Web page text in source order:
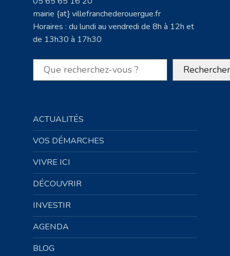
mairie {at} villefranchederouergue.fr
Horaires : du lundi au vendredi de 8h à 12h et
de 13h30 à 17h30
Rechercher Rechercher
ACTUALITÉS
VOS DÉMARCHES
VIVRE ICI
DÉCOUVRIR
INVESTIR
AGENDA
BLOG